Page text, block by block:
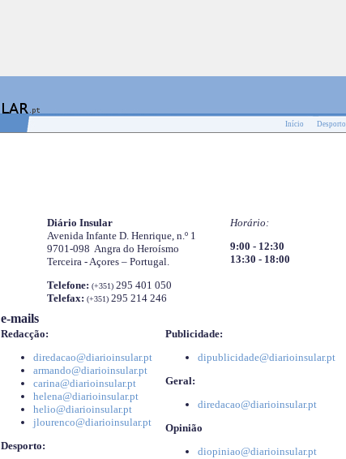
Início Desporto
Diário Insular
Avenida Infante D. Henrique, n.º 1
9701-098 Angra do Heroísmo
Terceira - Açores – Portugal.
Telefone: (+351)295 401 050
Telefax: (+351)295 214 246
Horário:
9:00 - 12:30
13:30 - 18:00
e-mails
Redacção:
diredacao@diarioinsular.pt
armando@diarioinsular.pt
carina@diarioinsular.pt
helena@diarioinsular.pt
helio@diarioinsular.pt
jlourenco@diarioinsular.pt
Desporto:
Publicidade:
dipublicidade@diarioinsular.pt
Geral:
diredacao@diarioinsular.pt
Opinião
diopiniao@diarioinsular.pt